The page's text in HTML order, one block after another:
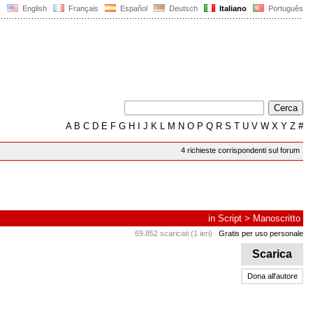
English Français Español Deutsch Italiano Português
AB C D E F G H J K L M N O P Q R S T U V W X Y Z #
4 richieste corrispondenti sul forum
in Script > Manoscritto
69.852 scaricati (1 ieri) Gratis per uso personale
Scarica
Dona all'autore